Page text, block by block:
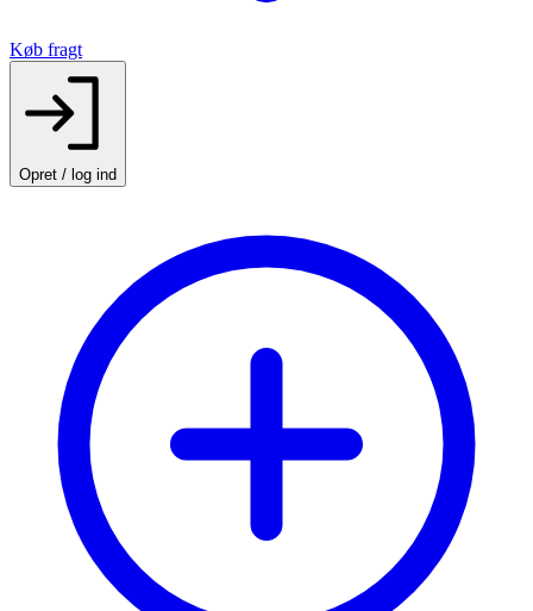
Køb fragt
Opret / log ind